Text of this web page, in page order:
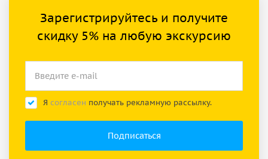
Зарегистрируйтесь и получите
скидку 5% на любую экскурсию
Я согласен получать рекламную рассылку.